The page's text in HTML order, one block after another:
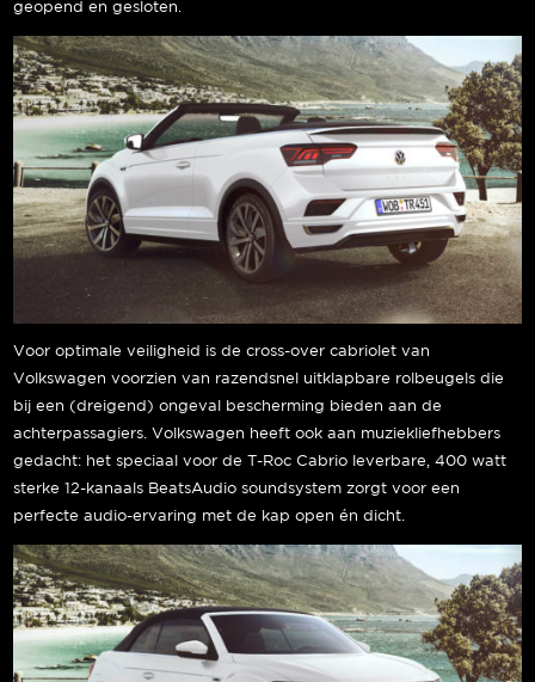
geopend en gesloten.
Voor optimale veiligheid is de cross-over cabriolet van
Volkswagen voorzien van razendsnel uitklapbare rolbeugels die
bij een (dreigend) ongeval bescherming bieden aan de
achterpassagiers. Volkswagen heeft ook aan muziekliefhebbers
gedacht: het speciaal voor de T-Roc Cabrio leverbare, 400 watt
sterke 12-kanaals BeatsAudio soundsystem zorgt voor een
perfecte audio-ervaring met de kap open én dicht.